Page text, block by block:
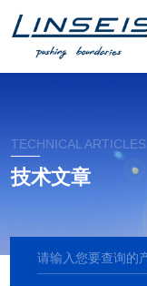
TECHNICAL ARTICLES
技术文章